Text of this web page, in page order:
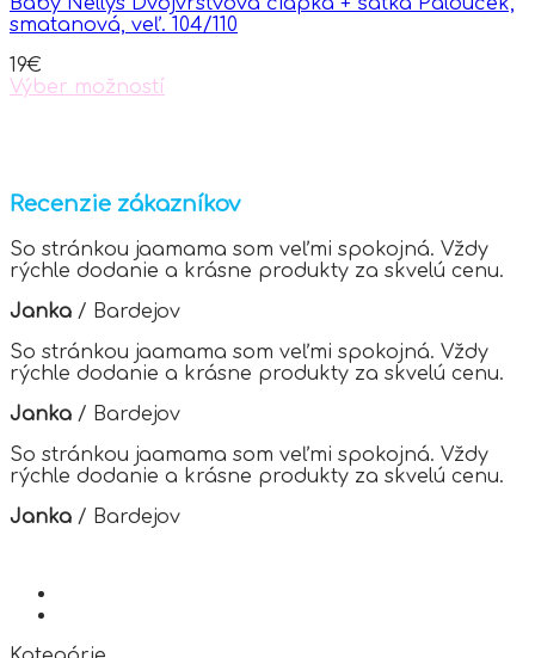
may
be
on
the
smatanová, veľ. 104/110
19€
Výber možností
variants.
The
options
may
be
chosen
on
the
product
page
Recenzie zákazníkov
So stránkou jaamama som veľmi spokojná. Vždy
rýchle dodanie a krásne produkty za skvelú cenu.
Janka / Bardejov
So stránkou jaamama som veľmi spokojná. Vždy
rýchle dodanie a krásne produkty za skvelú cenu.
Janka / Bardejov
So stránkou jaamama som veľmi spokojná. Vždy
rýchle dodanie a krásne produkty za skvelú cenu.
Janka / Bardejov